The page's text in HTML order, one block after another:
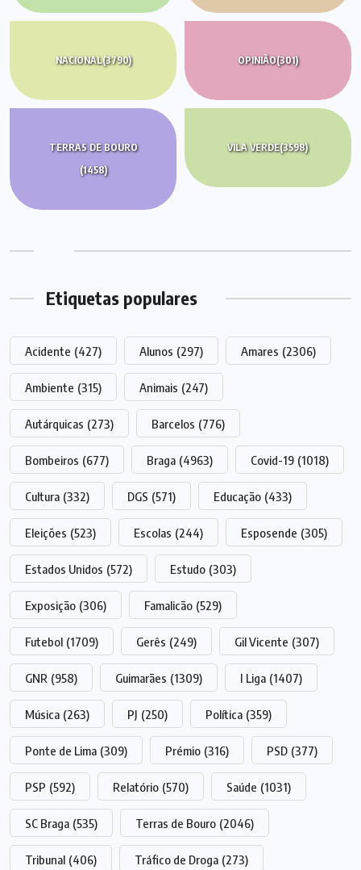
NACIONAL(3790) OPINIÃO(301)
TERRAS DE BOURO
(1458)
VILA VERDE(3598)
Etiquetas populares
Acidente (427) Alunos (297) Amares (2306)
Ambiente (315) Animais (247)
Autárquicas (273) Barcelos (776)
Bombeiros (677) Braga (4963) Covid-19 (1018)
Cultura (332) DGS (571) Educação (433)
Eleições (523) Escolas (244) Esposende (305)
Estados Unidos (572) Estudo (303)
Exposição (306) Famalicão (529)
Futebol (1709) Gerês (249) Gil Vicente (307)
GNR (958) Guimarães (1309) I Liga (1407)
Música (263) PJ (250) Política (359)
Ponte de Lima (309) Prémio (316) PSD (377)
PSP (592) Relatório (570) Saúde (1031)
SC Braga (535) Terras de Bouro (2046)
Tribunal (406) Tráfico de Droga (273)